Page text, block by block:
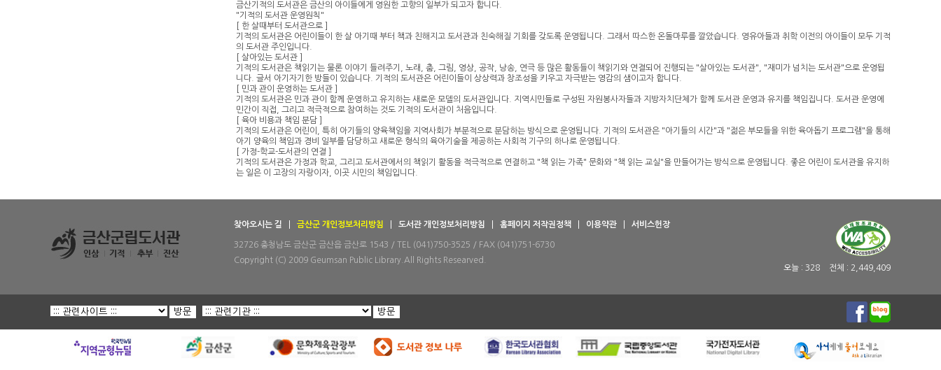
금산기적의 도서관은 금산의 아이들에게 영원한 고향의 일부가 되고자 합니다.
"기적의 도서관 운영원칙"
[ 한 살때부터 도서관으로 ]
기적의 도서관은 어린이들이 한 살 아기때 부터 책과 친해지고 도서관과 친숙해질 기회를 갖도록 운영됩니다. 그래서 따스한 온돌마루를 깔았습니다. 영유아들과 취학 이전의 아이들이 모두 기적
의 도서관 주인입니다.
[ 살아있는 도서관 ]
기적의 도서관은 책읽기는 물론 이야기 들려주기, 노래, 춤, 그림, 영상, 공작, 낭송, 연극 등 많은 활동들이 책읽기와 연결되어 진행되는 "살아있는 도서관", "재미가 넘치는 도서관"으로 운영됩
니다. 글서 아기자기한 방들이 있습니다. 기적의 도서관은 어린이들이 상상력과 창조성을 키우고 자극받는 영감의 샘이고자 합니다.
[ 민과 관이 운영하는 도서관 ]
기적의 도서관은 민과 관이 함께 운영하고 유지하는 새로운 모델의 도서관입니다. 지역시민들로 구성된 자원봉사자들과 지방자치단체가 함께 도서관 운영과 유지를 책임집니다. 도서관 운영에
민간이 직접, 그리고 적극적으로 참여하는 것도 기적의 도서관이 처음입니다.
[ 육아 비용과 책임 분담 ]
기적의 도서관은 어린이, 특히 아기들의 양육책임을 지역사회가 부분적으로 분담하는 방식으로 운영됩니다. 기적의 도서관은 "아기들의 시간"과 "젊은 부모들을 위한 육아돕기 프로그램"을 통해
아기 양육의 책임과 경비 일부를 담당하고 새로운 형식의 육아기술을 제공하는 사회적 기구의 하나로 운영됩니다.
[ 가정-학교-도서관의 연결 ]
기적의 도서관은 가정과 학교, 그리고 도서관에서의 책읽기 활동을 적극적으로 연결하고 "책 읽는 가족" 문화와 "책 읽는 교실"을 만들어가는 방식으로 운영됩니다. 좋은 어린이 도서관을 유지하
는 일은 이 고장의 자랑이자, 이곳 시민의 책임입니다.
찾아오시는 길 금산군 개인정보처리방침 도서관 개인정보처리방침 홈페이지 저작권정책 이용약관 서비스헌장
32726 충청남도 금산군 금산읍 금산로 1543 / TEL (041)750-3525 / FAX (041)751-6730
Copyright (C) 2009 Geumsan Public Library.All Rights Researved.
오늘 : 328 전체 : 2,449,409